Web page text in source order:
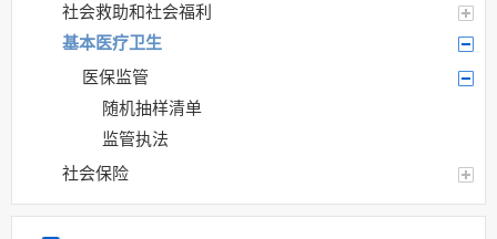
社会救助和社会福利
基本医疗卫生
医保监管
随机抽样清单
监管执法
社会保险